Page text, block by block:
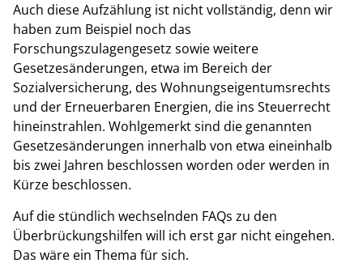
Auch diese Aufzählung ist nicht vollständig, denn wir
haben zum Beispiel noch das
Forschungszulagengesetz sowie weitere
Gesetzesänderungen, etwa im Bereich der
Sozialversicherung, des Wohnungseigentumsrechts
und der Erneuerbaren Energien, die ins Steuerrecht
hineinstrahlen. Wohlgemerkt sind die genannten
Gesetzesänderungen innerhalb von etwa eineinhalb
bis zwei Jahren beschlossen worden oder werden in
Kürze beschlossen.
Auf die stündlich wechselnden FAQs zu den
Überbrückungshilfen will ich erst gar nicht eingehen.
Das wäre ein Thema für sich.